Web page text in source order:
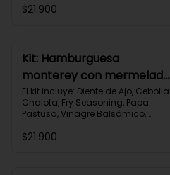
Tortillas de Harina (3/p) y Receta
Proteínas 31g
$21.900
Kit: Hamburguesa
monterey con mermelada
de chalota y mayonesa de
ajo-66
El kit incluye: Diente de Ajo, Cebolla
Chalota, Fry Seasoning, Papa
Pastusa, Vinagre Balsámico,
(125g/p), Pan Hamburguesa, Salsa
$21.900